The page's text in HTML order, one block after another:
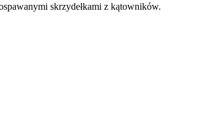
skrzydełkami z kątowników.